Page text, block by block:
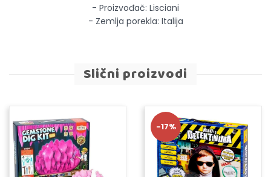
- Proizvođač: Lisciani
- Zemlja porekla: Italija
Slični proizvodi
-17%